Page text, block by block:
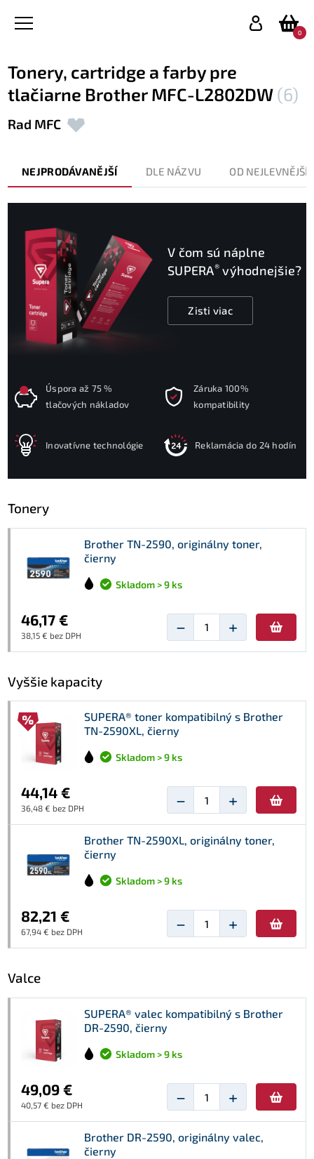
0
Tonery, cartridge a farby pre
tlačiarne Brother MFC-L2802DW (6)
Rad MFC
NEJPRODÁVANĚJŠÍ DLE NÁZVU OD
V čom sú náplne
SUPERA® výhodnejšie?
Zisti viac
Úspora až 75 %
tlačových nákladov
Záruka 100%
kompatibility
Inovatívne technológie Reklamácia do 24 hodín
Tonery
Brother TN-2590, originálny toner,
čierny
Skladom > 9 ks
46,17 €
38,15 € bez DPH − +
Vyššie kapacity
SUPERA® toner kompatibilný s Brother
TN-2590XL, čierny
Skladom > 9 ks
44,14 €
36,48 € bez DPH − +
Brother TN-2590XL, originálny toner,
čierny
Skladom > 9 ks
82,21 €
67,94 € bez DPH − +
Valce
SUPERA® valec kompatibilný s Brother
DR-2590, čierny
Skladom > 9 ks
49,09 €
40,57 € bez DPH − +
Brother DR-2590, originálny valec,
čierny